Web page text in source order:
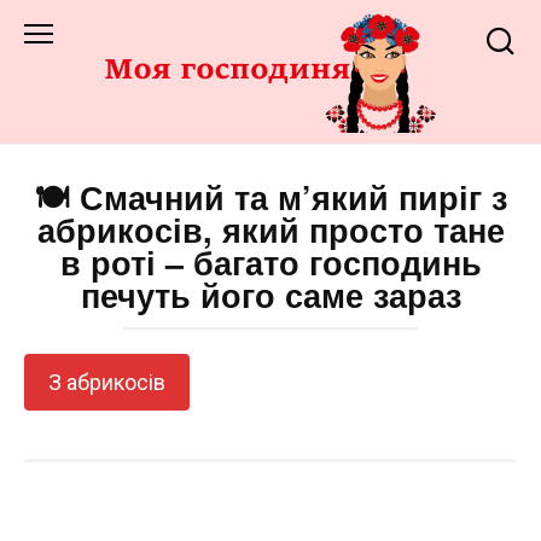
до
🍽️ Смачний та м’який пиріг з
абрикосів, який просто тане
в роті – багато господинь
печуть його саме зараз
З абрикосів